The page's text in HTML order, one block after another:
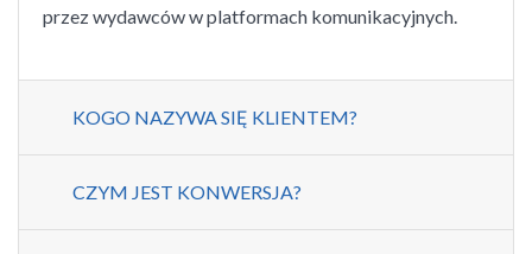
przez wydawców w platformach komunikacyjnych.
KOGO NAZYWA SIĘ KLIENTEM?
CZYM JEST KONWERSJA?